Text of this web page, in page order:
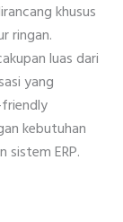
khusus
ringan.
luas dari
yang
kebutuhan
sistem ERP.